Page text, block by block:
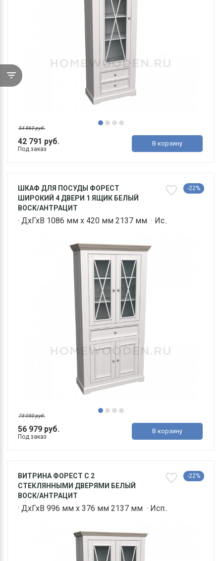
42 791 руб.
54 860 руб.
Под заказ
В корзину
ШКАФ ДЛЯ ПОСУДЫ ФОРЕСТ
ШИРОКИЙ 4 ДВЕРИ 1 ЯЩИК БЕЛЫЙ
ВОСК/АНТРАЦИТ
-22%
· ДхГхВ 1086 мм х 420 мм 2137 мм · Ис..
56 979 руб.
73 050 руб.
Под заказ
В корзину
ВИТРИНА ФОРЕСТ С 2
СТЕКЛЯННЫМИ ДВЕРЯМИ БЕЛЫЙ
ВОСК/АНТРАЦИТ
-22%
· ДхГхВ 996 мм х 376 мм 2137 мм · Исп..